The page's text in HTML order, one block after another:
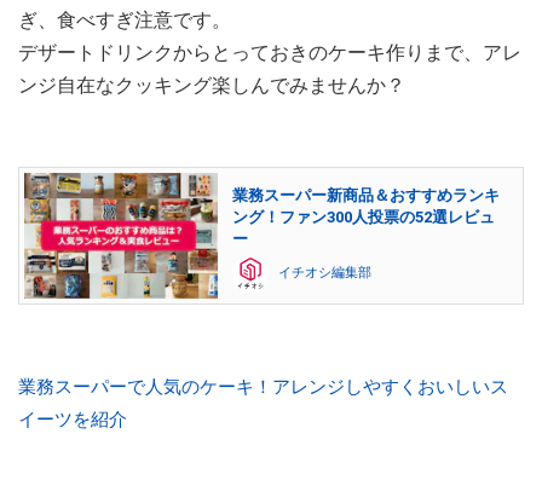
ぎ、食べすぎ注意です。
デザートドリンクからとっておきのケーキ作りまで、アレ
ンジ自在なクッキング楽しんでみませんか？
業務スーパー新商品＆おすすめランキ
ング！ファン300人投票の52選レビュ
ー
イチオシ編集部
業務スーパーで人気のケーキ！アレンジしやすくおいしいス
イーツを紹介